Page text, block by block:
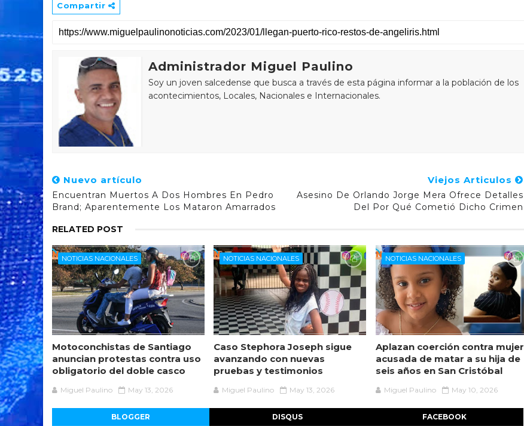
Compartir
Administrador Miguel Paulino
Soy un joven salcedense que busca a través de esta página informar a la población de los
acontecimientos, Locales, Nacionales e Internacionales.
Nuevo artículo
Encuentran Muertos A Dos Hombres En Pedro
Brand; Aparentemente Los Mataron Amarrados
Viejos Articulos
Asesino De Orlando Jorge Mera Ofrece Detalles
Del Por Qué Cometió Dicho Crimen
RELATED POST
NOTICIAS NACIONALES
Motoconchistas de Santiago
anuncian protestas contra uso
obligatorio del doble casco
Miguel Paulino May 13, 2026
NOTICIAS NACIONALES
Caso Stephora Joseph sigue
avanzando con nuevas
pruebas y testimonios
Miguel Paulino May 13, 2026
NOTICIAS NACIONALES
Aplazan coerción contra mujer
acusada de matar a su hija de
seis años en San Cristóbal
Miguel Paulino May 10, 2026
BLOGGER DISQUS FACEBOOK